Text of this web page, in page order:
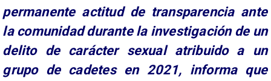
permanente actitud de transparencia ante
la comunidad durante la investigación de un
delito de carácter sexual atribuido a un
grupo de cadetes en 2021, informa que